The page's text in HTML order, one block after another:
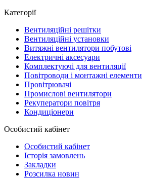
Категорії
Вентиляційні решітки
Вентиляційні установки
Витяжні вентилятори побутові
Електричні аксесуари
Комплектуючі для вентиляції
Повітроводи і монтажні елементи
Провітрювачі
Промислові вентилятори
Рекуператори повітря
Кондиціонери
Особистий кабінет
Особистий кабінет
Історія замовлень
Закладки
Розсилка новин